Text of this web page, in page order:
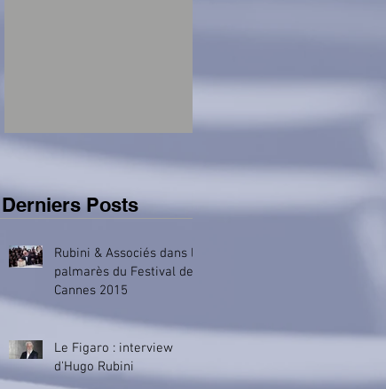
Derniers Posts
Rubini & Associés dans le
palmarès du Festival de
Cannes 2015
Le Figaro : interview
d'Hugo Rubini